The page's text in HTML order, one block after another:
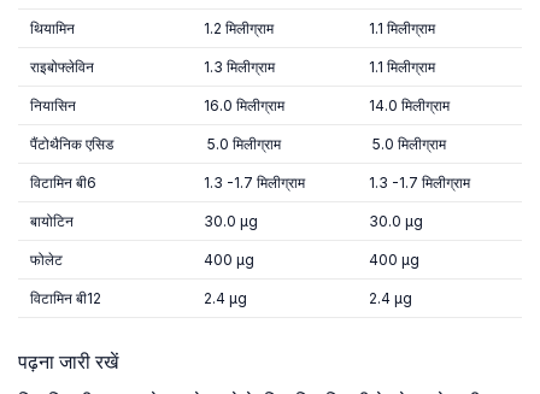
थियामिन 1.2 मिलीग्राम 1.1 मिलीग्राम
राइबोफ्लेविन 1.3 मिलीग्राम 1.1 मिलीग्राम
नियासिन 16.0 मिलीग्राम 14.0 मिलीग्राम
पैंटोथैनिक एसिड 5.0 मिलीग्राम 5.0 मिलीग्राम
विटामिन बी6 1.3 -1.7 मिलीग्राम 1.3 -1.7 मिलीग्राम
बायोटिन 30.0 μg 30.0 μg
फोलेट 400 μg 400 μg
विटामिन बी12 2.4 μg 2.4 μg
पढ़ना जारी रखें